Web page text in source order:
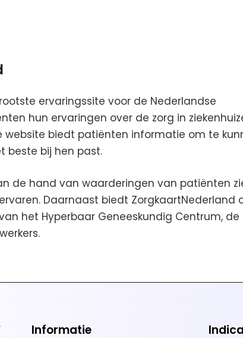
ervaringssite voor de Nederlandse
hun ervaringen over de zorg in
website biedt patiënten informatie om te
beste bij hen past.
de hand van waarderingen van patiënten
Daarnaast biedt ZorgkaartNederland
het Hyperbaar Geneeskundig Centrum, de
Informatie